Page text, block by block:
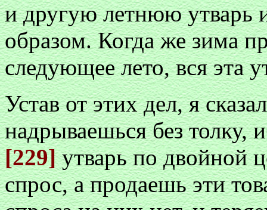
и другую летнюю утварь
образом. Когда же зима
следующее лето, вся эта
Устав от этих дел, я
надрываешься без толку,
[229]утварь по двойной
спрос, а продаешь эти